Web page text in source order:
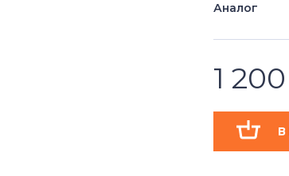
Аналог
1 200